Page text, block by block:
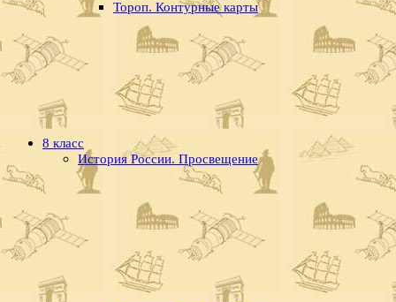
Тороп. Контурные карты
8 класс
История России. Просвещение